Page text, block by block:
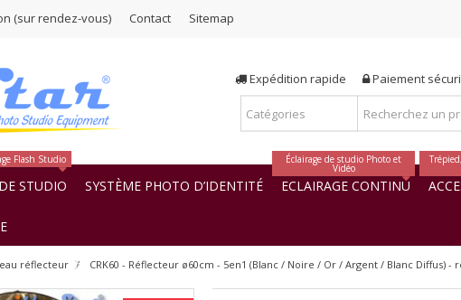
(sur rendez-vous) Contact Sitemap
Expédition rapide Paiement
STUDIO
Flash Studio
SYSTÈME PHOTO D’IDENTITÉ ECLAIRAGE CONTINU
Éclairage de studio Photo et
Vidéo
réflecteur CRK60 - Réflecteur ø60cm - 5en1 (Blanc / Noire / Or / Argent / Blanc Diffus) -